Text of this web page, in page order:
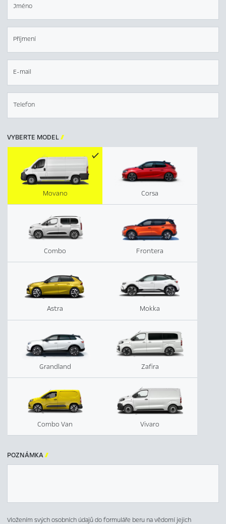
Jméno
Příjmení
E-mail
Telefon
VYBERTE MODEL
Corsa
Combo Frontera
Astra Mokka
Grandland Zafira
Combo Van Vivaro
Movano
POZNÁMKA
Vložením svých osobních údajů do formuláře beru na vědomí jejich